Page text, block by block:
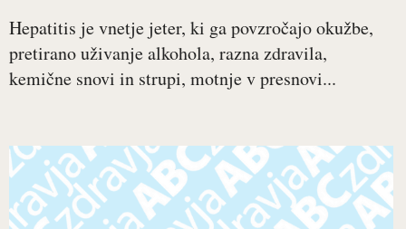
Hepatitis je vnetje jeter, ki ga povzročajo okužbe,
pretirano uživanje alkohola, razna zdravila,
kemične snovi in strupi, motnje v presnovi...